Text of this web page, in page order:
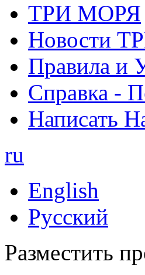
ТРИ МОРЯ
Новости
Правила и
Справка -
Написать
ru
English
Русский
Разместить